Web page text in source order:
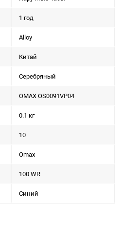
1 год
Alloy
Китай
Серебряный
OMAX OS0091VP04
0.1 кг
10
Omax
100 WR
Синий